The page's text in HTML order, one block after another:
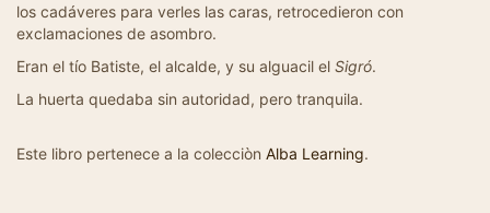
los cadáveres para verles las caras, retrocedieron con
exclamaciones de asombro.
Eran el tío Batiste, el alcalde, y su alguacil el Sigró.
La huerta quedaba sin autoridad, pero tranquila.
Este libro pertenece a la colecciòn Alba Learning.